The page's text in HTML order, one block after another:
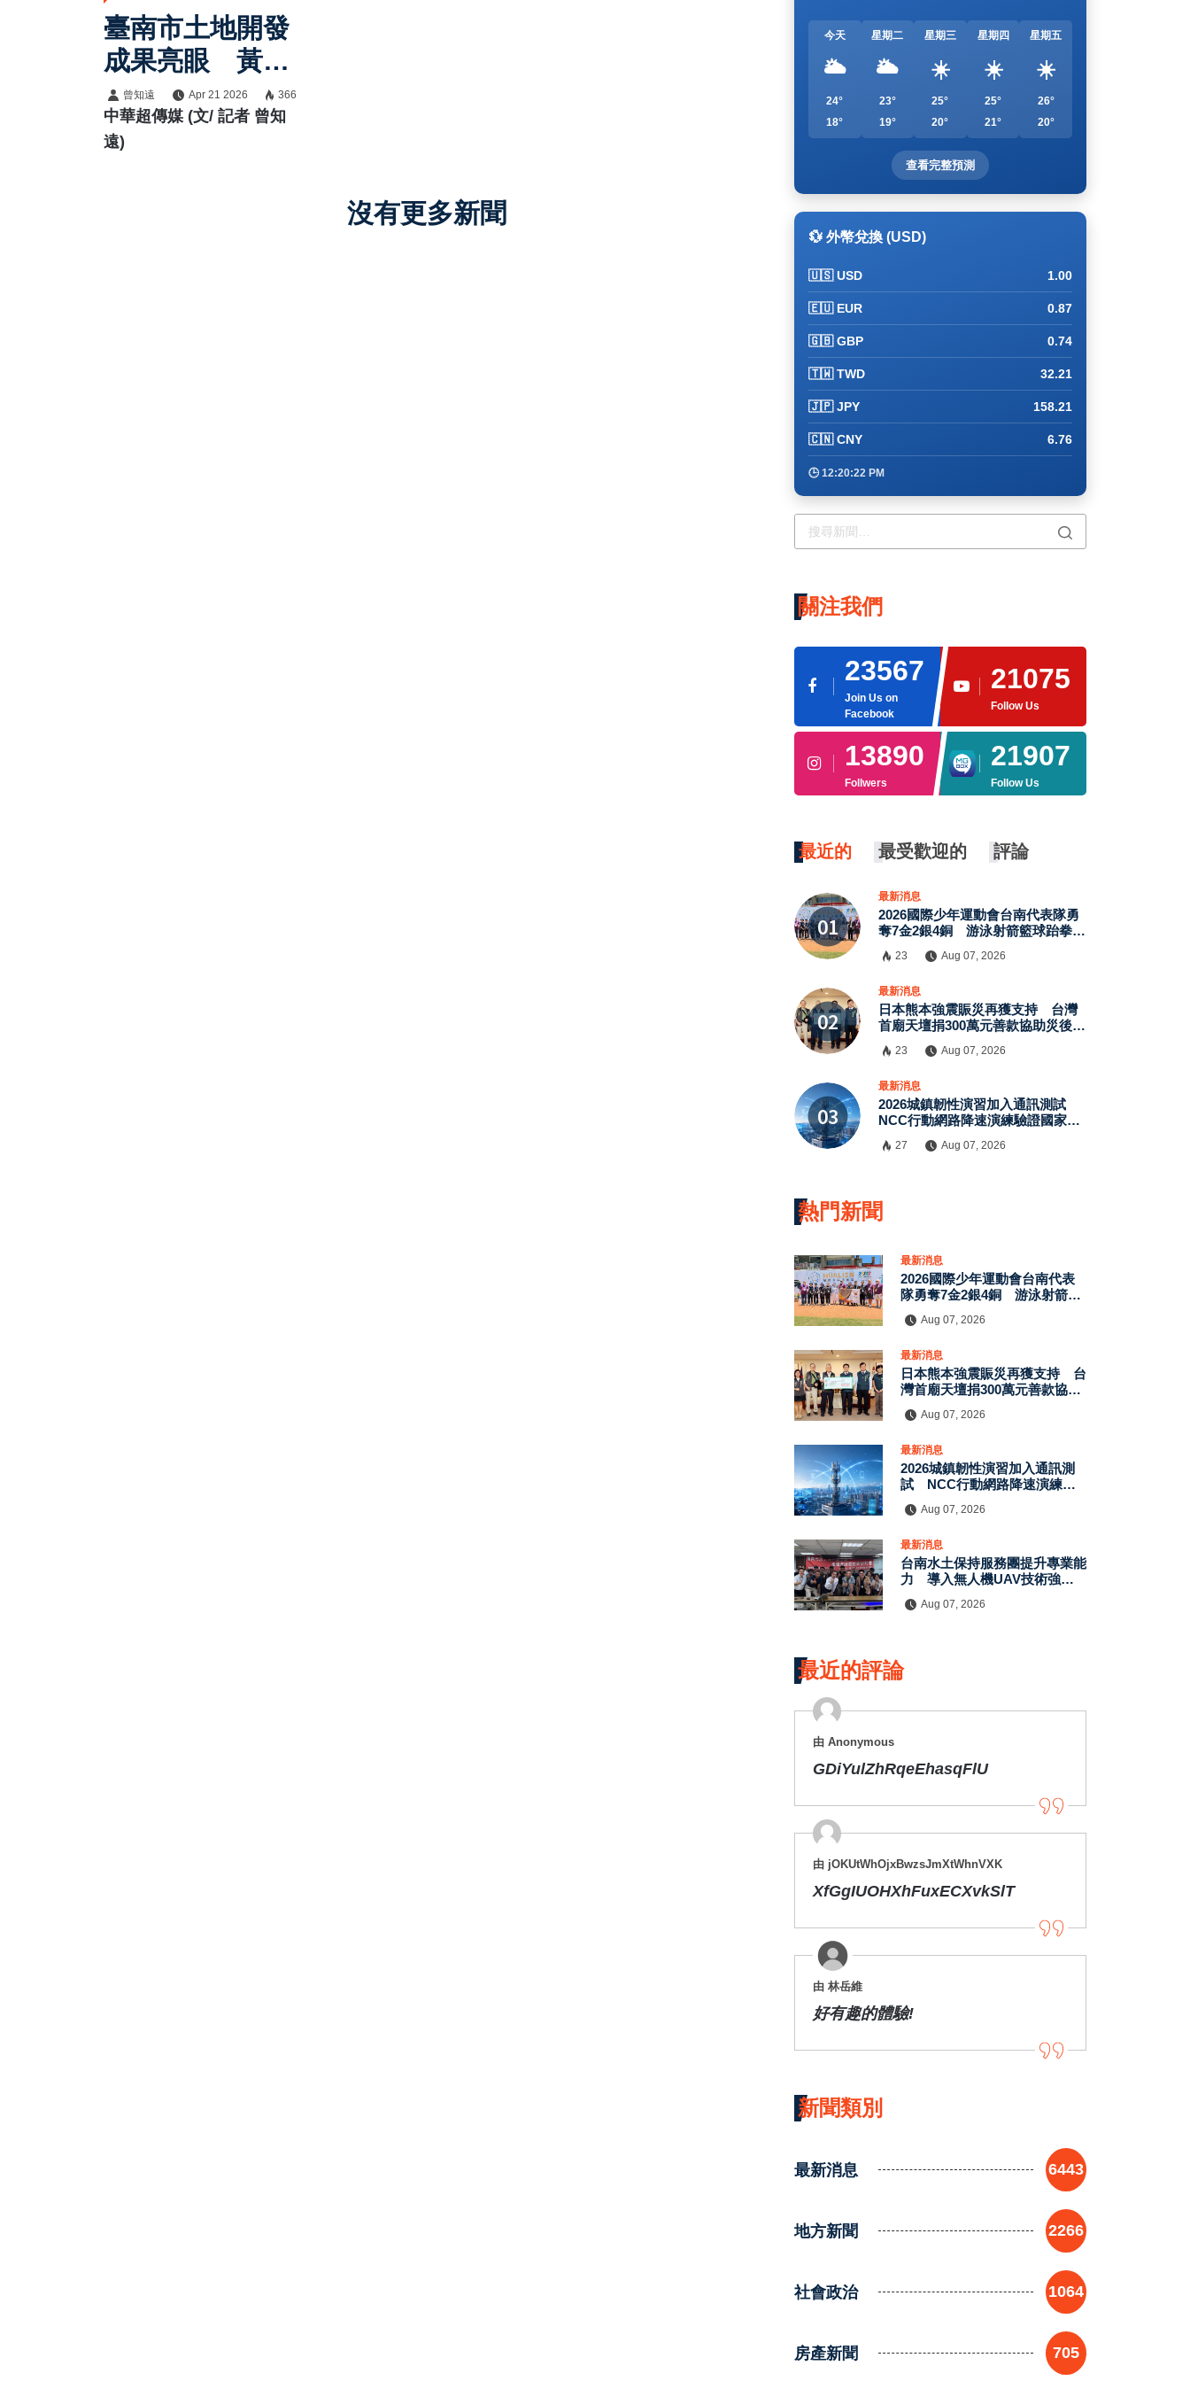
臺南市土地開發
成果亮眼 黃偉
哲市長強調持續
建構永續宜居新
城
曾知遠 Apr 21 2026 366
中華超傳媒 (文/ 記者 曾知
遠)
沒有更多新聞
今天
🌥️
24°
18°
星期二
🌥️
23°
19°
星期三
☀️
25°
20°
星期四
☀️
25°
21°
星期五
☀️
26°
20°
查看完整預測
💱 外幣兌換 (USD)
🇺🇸 USD 1.00
🇪🇺 EUR 0.87
🇬🇧 GBP 0.74
🇹🇼 TWD 32.21
🇯🇵 JPY 158.21
🇨🇳 CNY 6.76
🕒 12:20:22 PM
關注我們
23567
Join Us on
Facebook
21075
Follow Us
13890
Follwers
21907
Follow Us
最近的 最受歡迎的 評論
最新消息
2026國際少年運動會台南代表隊勇
奪7金2銀4銅 游泳射箭籃球跆拳道
23 Aug 07, 2026
最新消息
日本熊本強震賑災再獲支持 台灣
首廟天壇捐300萬元善款協助災後復
23 Aug 07, 2026
最新消息
2026城鎮韌性演習加入通訊測試
NCC行動網路降速演練驗證國家通
27 Aug 07, 2026
熱門新聞
最新消息
2026國際少年運動會台南代表
隊勇奪7金2銀4銅 游泳射箭籃
Aug 07, 2026
最新消息
日本熊本強震賑災再獲支持 台
灣首廟天壇捐300萬元善款協助
Aug 07, 2026
最新消息
2026城鎮韌性演習加入通訊測
試 NCC行動網路降速演練驗
Aug 07, 2026
最新消息
台南水土保持服務團提升專業能
力 導入無人機UAV技術強化
Aug 07, 2026
最近的評論
由 Anonymous
GDiYulZhRqeEhasqFlU
由 jOKUtWhOjxBwzsJmXtWhnVXK
XfGgIUOHXhFuxECXvkSlT
由 林岳維
好有趣的體驗!
新聞類別
最新消息 6443
地方新聞 2266
社會政治 1064
房產新聞 705
×